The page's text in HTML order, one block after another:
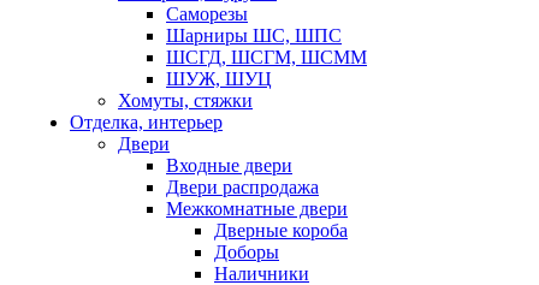
Саморезы
Шарниры ШС, ШПС
ШСГД, ШСГМ, ШСММ
ШУЖ, ШУЦ
Хомуты, стяжки
Отделка, интерьер
Двери
Входные двери
Двери распродажа
Межкомнатные двери
Дверные короба
Доборы
Наличники